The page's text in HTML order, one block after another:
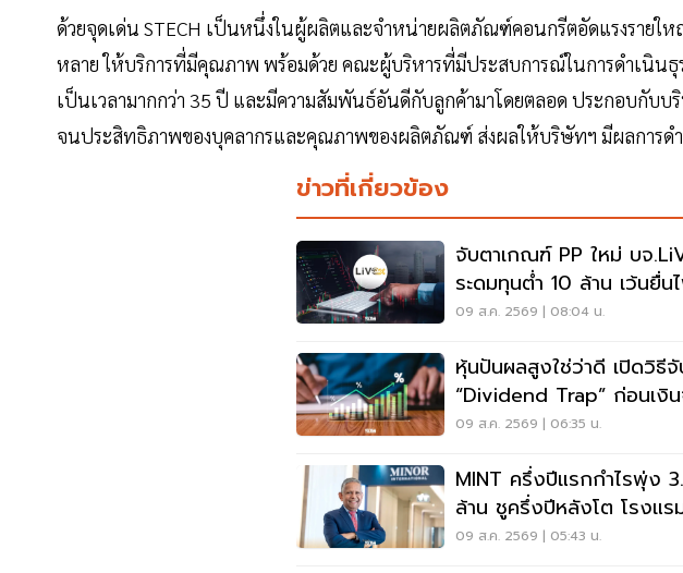
ด้วยจุดเด่น STECH เป็นหนึ่งในผู้ผลิตและจำหน่ายผลิตภัณฑ์คอนกรีตอัดแรงราย
หลาย ให้บริการที่มีคุณภาพ พร้อมด้วย คณะผู้บริหารที่มีประสบการณ์ในการดำเนิน
เป็นเวลามากกว่า 35 ปี และมีความสัมพันธ์อันดีกับลูกค้ามาโดยตลอด ประกอบกับ
จนประสิทธิภาพของบุคลากรและคุณภาพของผลิตภัณฑ์ ส่งผลให้บริษัทฯ มีผลการดำ
ข่าวที่เกี่ยวข้อง
จับตาเกณฑ์ PP ใหม่ บจ
ระดมทุนต่ำ 10 ล้าน เว้นยื่น
09 ส.ค. 2569 | 08:04 น.
หุ้นปันผลสูงใช่ว่าดี เปิดวิธี
“Dividend Trap” ก่อนเงิ
09 ส.ค. 2569 | 06:35 น.
MINT ครึ่งปีแรกกำไรพุ่ง
ล้าน ชูครึ่งปีหลังโต โรงแร
ลุยลดภาระหนี้
09 ส.ค. 2569 | 05:43 น.